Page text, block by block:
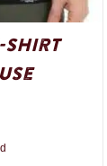
Shirt